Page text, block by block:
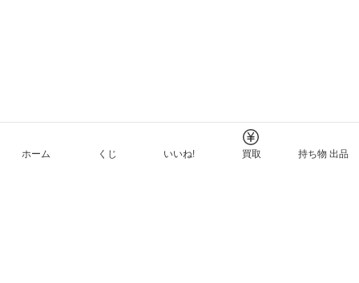
ホーム くじ いいね! 買取 持ち物 出品